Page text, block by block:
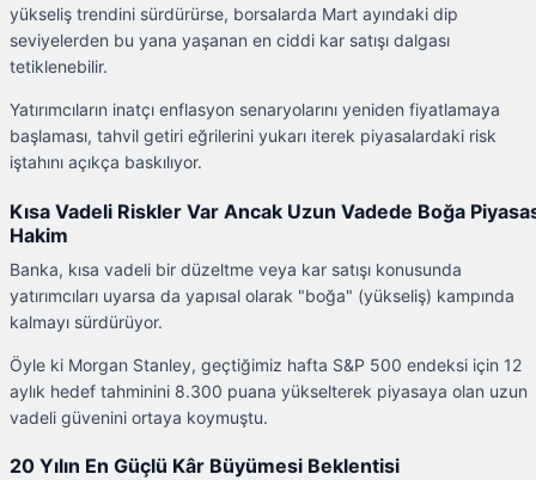
yükseliş trendini sürdürürse, borsalarda Mart ayındaki dip
seviyelerden bu yana yaşanan en ciddi kar satışı dalgası
tetiklenebilir.
Yatırımcıların inatçı enflasyon senaryolarını yeniden fiyatlamaya
başlaması, tahvil getiri eğrilerini yukarı iterek piyasalardaki risk
iştahını açıkça baskılıyor.
Kısa Vadeli Riskler Var Ancak Uzun Vadede Boğa
Hakim
Banka, kısa vadeli bir düzeltme veya kar satışı konusunda
yatırımcıları uyarsa da yapısal olarak "boğa" (yükseliş) kampında
kalmayı sürdürüyor.
Öyle ki Morgan Stanley, geçtiğimiz hafta S&P 500 endeksi için 12
aylık hedef tahminini 8.300 puana yükselterek piyasaya olan uzun
vadeli güvenini ortaya koymuştu.
20 Yılın En Güçlü Kâr Büyümesi Beklentisi